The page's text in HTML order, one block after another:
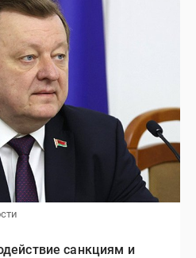
санкциям и